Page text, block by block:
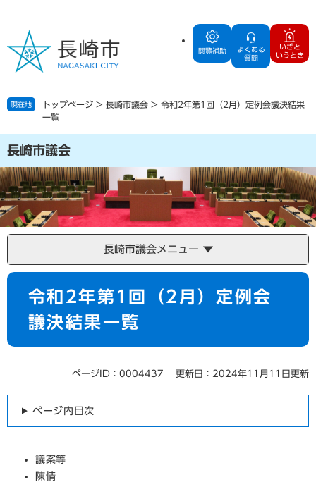
の
で
す
ー
ば
し
文
へ
閲覧補助
よくある
質問
いざと
いうとき
現在地 トップページ > 長崎市議会 > 令和2年第1回（2月）定例会議決結果
一覧
長崎市議会
長崎市議会メニュー
本
令和2年第1回（2月）定例会
議決結果一覧
ページID：0004437 更新日：2024年11月11日更新
ページ内目次
議案等
陳情